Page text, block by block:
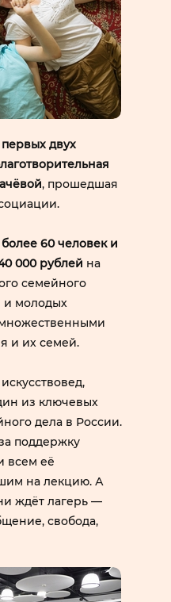
двух
, прошедшая
60 человек и
000 рублей на
семейного
и молодых
и их семей.
из ключевых
дела в России.
поддержку
всем её
на лекцию. А
ждёт лагерь —
свобода,